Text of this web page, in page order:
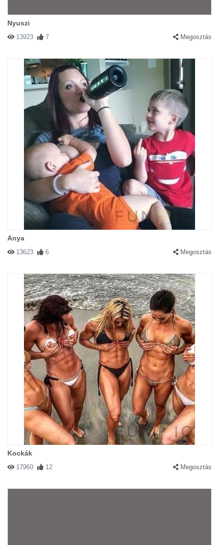
Nyuszi
13923 7 Megosztás
Anya
13623 6 Megosztás
Kockák
17960 12 Megosztás